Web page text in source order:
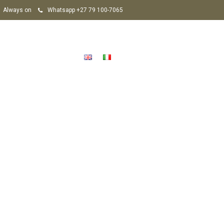
Always on Whatsapp +27 79 100-7065